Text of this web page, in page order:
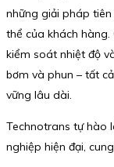
những giải pháp
thể của khách
kiểm soát nhiệt độ
bơm và phun – tất
vững lâu dài.
Technotrans tự hào
nghiệp hiện đại,